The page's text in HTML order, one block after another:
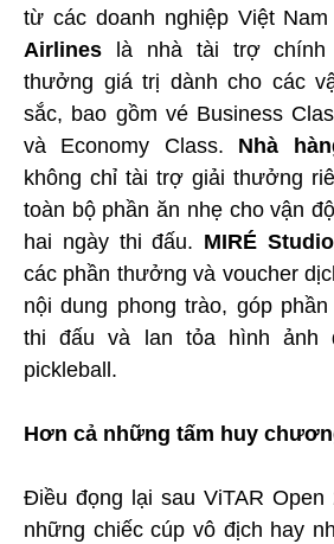
từ các doanh nghiệp Việt
Airlines là nhà tài trợ chính
thưởng giá trị dành cho các
sắc, bao gồm vé Business
và Economy Class. Nhà
không chỉ tài trợ giải thưởng
toàn bộ phần ăn nhẹ cho vận
hai ngày thi đấu. MIRÉ Studio
các phần thưởng và voucher
nội dung phong trào, góp
thi đấu và lan tỏa hình ảnh
pickleball.
Hơn cả những tấm huy
Điều đọng lại sau ViTAR Open
những chiếc cúp vô địch hay